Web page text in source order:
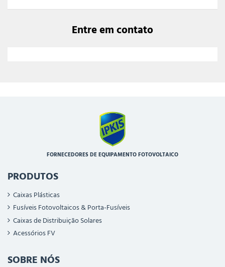
Entre em contato
FORNECEDORES DE EQUIPAMENTO FOTOVOLTAICO
PRODUTOS
Caixas Plásticas
Fusíveis Fotovoltaicos & Porta-Fusíveis
Caixas de Distribuição Solares
Acessórios FV
SOBRE NÓS